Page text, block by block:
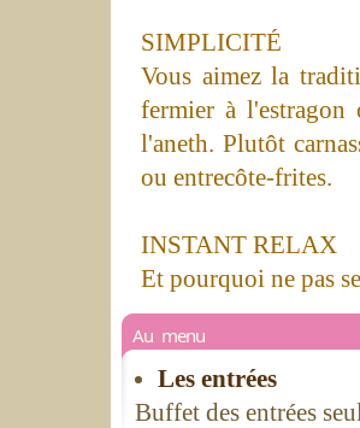
SIMPLICITÉ
Vous aimez la
fermier à
l'aneth. Plutôt
ou entrecôte-frites.
INSTANT RELAX
Et pourquoi ne pas
Au menu
Les entrées
Buffet des entrées